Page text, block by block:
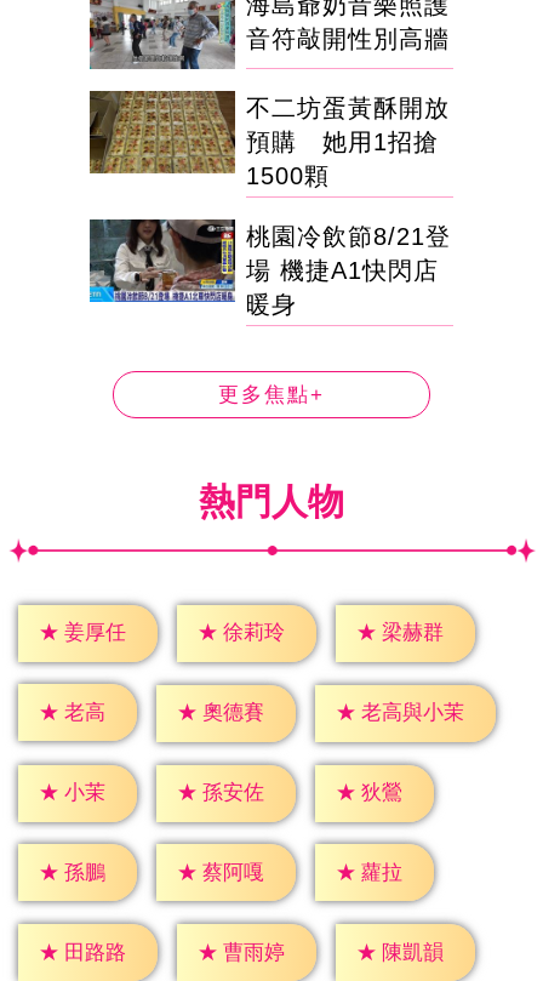
音符敲開性別高牆
不二坊蛋黃酥開放
預購 她用1招搶
1500顆
桃園冷飲節8/21登
場 機捷A1快閃店
暖身
更多焦點+
熱門人物
★ 姜厚任 ★ 徐莉玲 ★ 梁赫群
★ 老高 ★ 奧德賽 ★ 老高與小茉
★ 小茉 ★ 孫安佐 ★ 狄鶯
★ 孫鵬 ★ 蔡阿嘎 ★ 蘿拉
★ 田路路 ★ 曹雨婷 ★ 陳凱韻